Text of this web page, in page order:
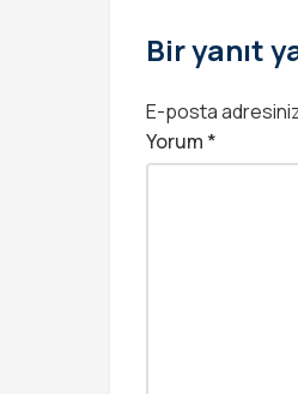
Bir yanıt
E-posta
Yorum *